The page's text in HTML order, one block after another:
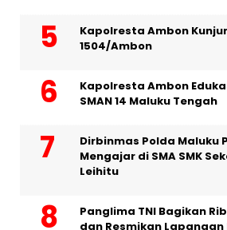
Kapolresta Ambon
1504/Ambon
Kapolresta Ambon
SMAN 14 Maluku Tengah
Dirbinmas Polda Maluku
Mengajar di SMA SMK
Leihitu
Panglima TNI Bagikan
dan Resmikan Lapangan